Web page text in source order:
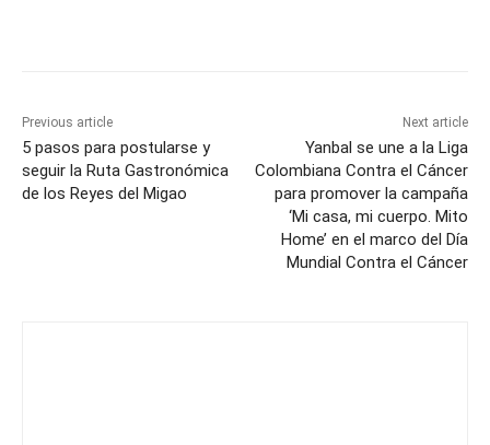
Previous article
5 pasos para postularse y
seguir la Ruta Gastronómica
de los Reyes del Migao
Next article
Yanbal se une a la Liga
Colombiana Contra el Cáncer
para promover la campaña
‘Mi casa, mi cuerpo. Mito
Home’ en el marco del Día
Mundial Contra el Cáncer